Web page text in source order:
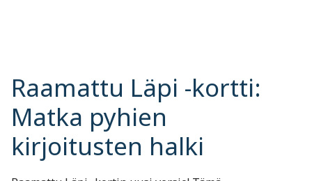
Raamattu Läpi -kortti:
Matka pyhien
kirjoitusten halki